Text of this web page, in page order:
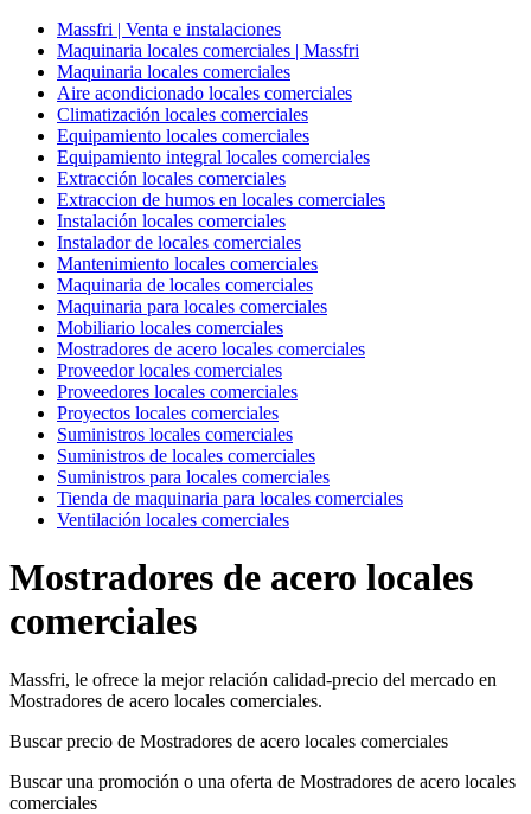
Massfri | Venta e instalaciones
Maquinaria locales comerciales | Massfri
Maquinaria locales comerciales
Aire acondicionado locales comerciales
Climatización locales comerciales
Equipamiento locales comerciales
Equipamiento integral locales comerciales
Extracción locales comerciales
Extraccion de humos en locales comerciales
Instalación locales comerciales
Instalador de locales comerciales
Mantenimiento locales comerciales
Maquinaria de locales comerciales
Maquinaria para locales comerciales
Mobiliario locales comerciales
Mostradores de acero locales comerciales
Proveedor locales comerciales
Proveedores locales comerciales
Proyectos locales comerciales
Suministros locales comerciales
Suministros de locales comerciales
Suministros para locales comerciales
Tienda de maquinaria para locales comerciales
Ventilación locales comerciales
Mostradores de acero locales
comerciales
Massfri, le ofrece la mejor relación calidad-precio del mercado en
Mostradores de acero locales comerciales.
Buscar precio de Mostradores de acero locales comerciales
Buscar una promoción o una oferta de Mostradores de acero locales
comerciales